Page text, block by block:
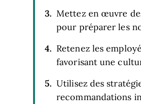
Mettez en œuvre
pour préparer les
Retenez les
favorisant une
Utilisez des
recommandations